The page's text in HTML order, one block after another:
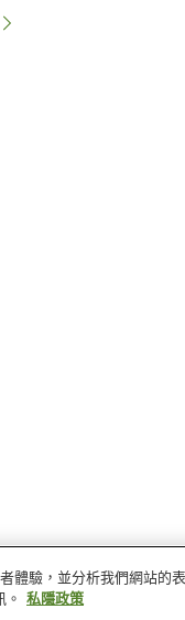
長崎縣 雲仙
體驗，並分析我們網站的
私隱政策